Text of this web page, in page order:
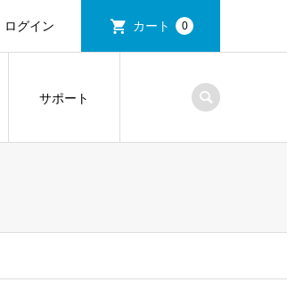
ログイン カート 0
サポート